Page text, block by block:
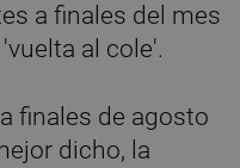
a finales del mes
al cole'.
finales de agosto
dicho, la